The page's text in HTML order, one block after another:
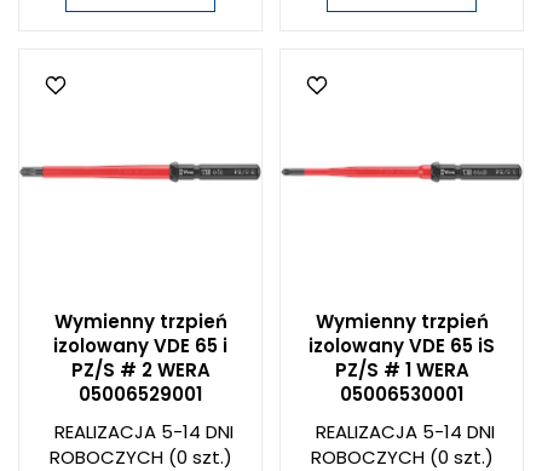
Wymienny trzpień
izolowany VDE 65 i
PZ/S # 2 WERA
05006529001
REALIZACJA 5-14 DNI
ROBOCZYCH(0 szt.)
Wymienny trzpień
izolowany VDE 65 iS
PZ/S # 1 WERA
05006530001
REALIZACJA 5-14 DNI
ROBOCZYCH(0 szt.)